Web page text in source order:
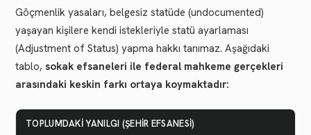
Göçmenlik yasaları, belgesiz statüde (undocumented)
yaşayan kişilere kendi istekleriyle statü ayarlaması
(Adjustment of Status) yapma hakkı tanımaz. Aşağıdaki
tablo, sokak efsaneleri ile federal mahkeme gerçekleri
arasındaki keskin farkı ortaya koymaktadır:
TOPLUMDAKI YANILGI (ŞEHIR EFSANESI)